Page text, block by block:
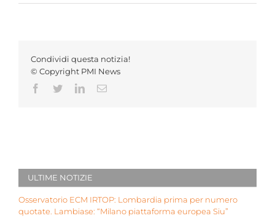
Condividi questa notizia!
© Copyright PMI News
Facebook
TwitterLinkedInEmail
ULTIME NOTIZIE
Osservatorio ECM IRTOP: Lombardia prima per numero
quotate. Lambiase: “Milano piattaforma europea Siu”